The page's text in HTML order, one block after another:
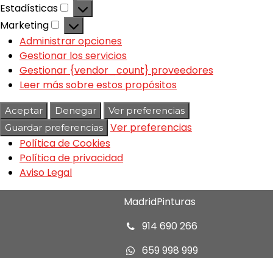
Estadísticas
Marketing
Administrar opciones
Gestionar los servicios
Gestionar {vendor_count} proveedores
Leer más sobre estos propósitos
Aceptar Denegar
Ver preferencias
Guardar preferencias
Ver preferencias
Política de Cookies
Política de privacidad
Aviso Legal
MadridPinturas
914 690 266
659 998 999